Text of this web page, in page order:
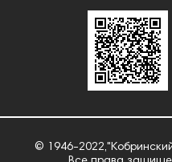
© 1946-